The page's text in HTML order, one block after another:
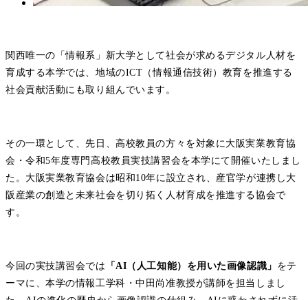
関西唯一の「情報系」新大学として社会が求めるデジタル人材を
育成する本学では、地域のICT（情報通信技術）教育を推進する
社会貢献活動にも取り組んでいます。
その一環として、先日、高校教員の方々を対象に大阪実業教育協
会・令和5年度専門高校教員実技講習会を本学にて開催いたしまし
た。大阪実業教育協会は昭和10年に設立され、産官学が連携し大
阪産業の創造と未来社会を切り拓く人材育成を推進する協会で
す。
今回の実技講習会では 「AI（人工知能）を用いた画像認識」 をテ
ーマに、本学の情報工学科・中田尚准教授が講師を担当しまし